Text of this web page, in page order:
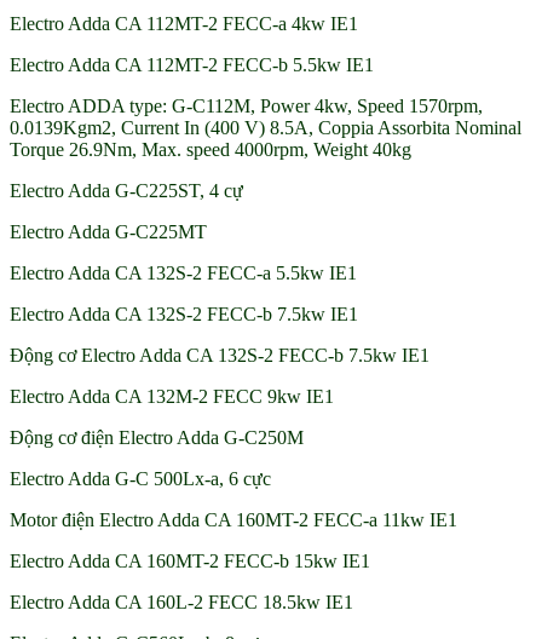
Electro Adda CA 112MT-2 FECC-a 4kw IE1
Electro Adda CA 112MT-2 FECC-b 5.5kw IE1
Electro ADDA type: G-C112M, Power 4kw, Speed 1570rpm,
0.0139Kgm2, Current In (400 V) 8.5A, Coppia Assorbita Nominal
Torque 26.9Nm, Max. speed 4000rpm, Weight 40kg
Electro Adda G-C225ST, 4 cự
Electro Adda G-C225MT
Electro Adda CA 132S-2 FECC-a 5.5kw IE1
Electro Adda CA 132S-2 FECC-b 7.5kw IE1
Động cơ Electro Adda CA 132S-2 FECC-b 7.5kw IE1
Electro Adda CA 132M-2 FECC 9kw IE1
Động cơ điện Electro Adda G-C250M
Electro Adda G-C 500Lx-a, 6 cực
Motor điện Electro Adda CA 160MT-2 FECC-a 11kw IE1
Electro Adda CA 160MT-2 FECC-b 15kw IE1
Electro Adda CA 160L-2 FECC 18.5kw IE1